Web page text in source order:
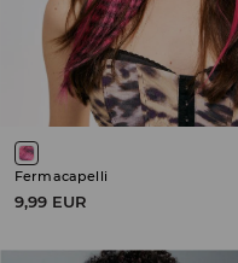
Fermacapelli
9,99 EUR